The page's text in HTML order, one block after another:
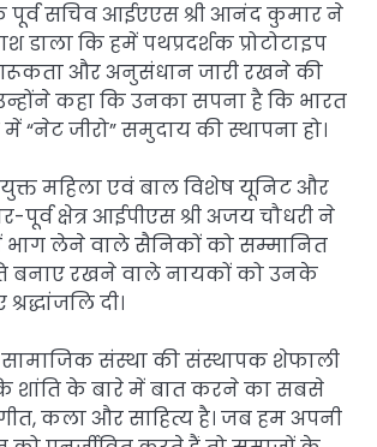
पूर्व सचिव आईएएस श्री आनंद कुमार ने
डाला कि हमें पथप्रदर्शक प्रोटोटाइप
और अनुसंधान जारी रखने की
कहा कि उनका सपना है कि भारत
“नेट जीरो” समुदाय की स्थापना हो।
महिला एवं बाल विशेष यूनिट और
पूर्व क्षेत्र आईपीएस श्री अजय चौधरी ने
भाग लेने वाले सैनिकों को सम्मानित
बनाए रखने वाले नायकों को उनके
दी।
सामाजिक संस्था की संस्थापक शेफाली
शांति के बारे में बात करने का सबसे
कला और साहित्य है। जब हम अपनी